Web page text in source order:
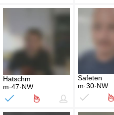
Hatschm
m·47·NW
Safeten
m·30·NW